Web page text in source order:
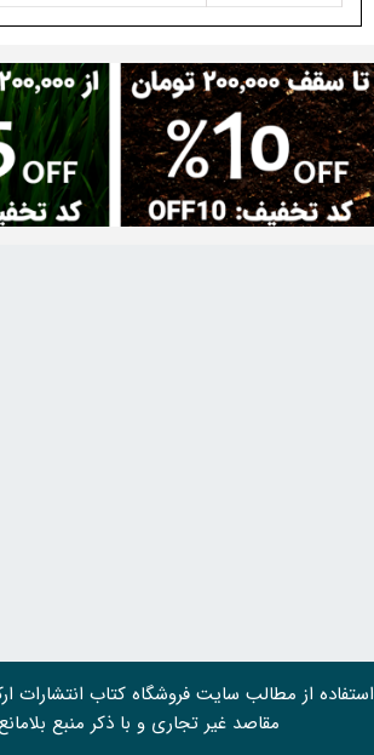
استفاده از مطالب سايت فروشگاه کتاب انتشارات
مقاصد غیر تجاری و با ذکر منبع